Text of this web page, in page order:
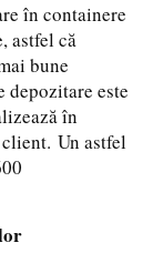
în containere
astfel că
bune
este
în
Un astfel